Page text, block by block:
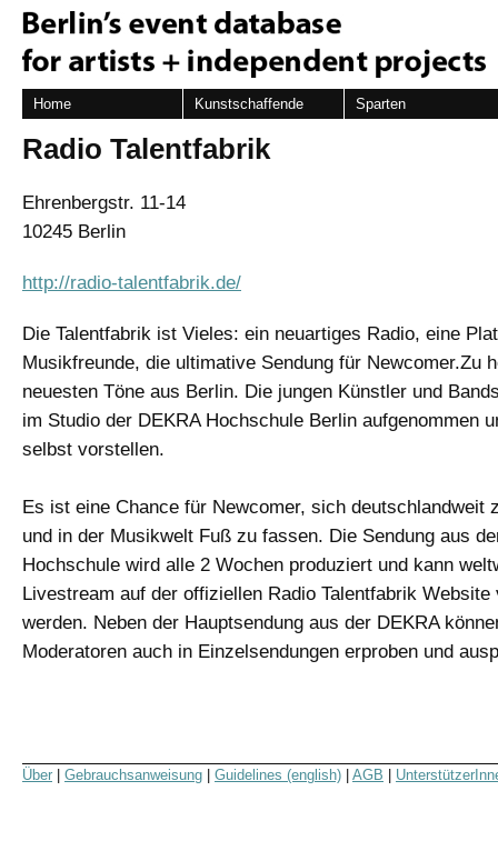
Home Kunstschaffende Sparten
Radio Talentfabrik
Ehrenbergstr. 11-14
10245 Berlin
http://radio-talentfabrik.de/
Die Talentfabrik ist Vieles: ein neuartiges Radio, eine
Musikfreunde, die ultimative Sendung für Newcomer.Zu
neuesten Töne aus Berlin. Die jungen Künstler und
im Studio der DEKRA Hochschule Berlin aufgenommen
selbst vorstellen.
Es ist eine Chance für Newcomer, sich deutschlandweit
und in der Musikwelt Fuß zu fassen. Die Sendung aus
Hochschule wird alle 2 Wochen produziert und kann
Livestream auf der offiziellen Radio Talentfabrik Website
werden. Neben der Hauptsendung aus der DEKRA
Moderatoren auch in Einzelsendungen erproben und
Über Gebrauchsanweisung Guidelines (english) AGB